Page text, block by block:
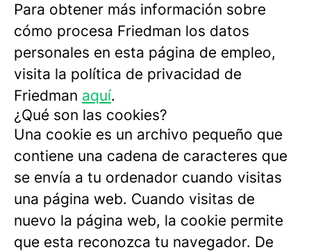
Para obtener más información sobre
cómo procesa Friedman los datos
personales en esta página de empleo,
visita la política de privacidad de
Friedman aquí.
¿Qué son las cookies?
Una cookie es un archivo pequeño que
contiene una cadena de caracteres que
se envía a tu ordenador cuando visitas
una página web. Cuando visitas de
nuevo la página web, la cookie permite
que esta reconozca tu navegador. De